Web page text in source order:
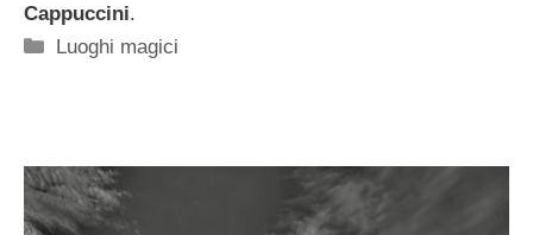
Cappuccini.
Categorie
Luoghi magici